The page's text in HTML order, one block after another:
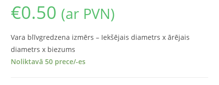
€0.50 (ar PVN)
Vara blīvgredzena izmērs – Iekšējais diametrs x ārējais
diametrs x biezums
Noliktavā 50 prece/-es